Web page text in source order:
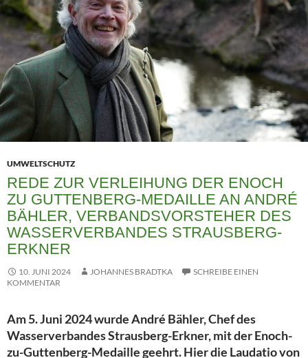
UMWELTSCHUTZ
REDE ZUR VERLEIHUNG DER ENOCH
ZU GUTTENBERG-MEDAILLE AN ANDRÉ
BÄHLER, VERBANDSVORSTEHER DES
WASSERVERBANDES STRAUSBERG-
ERKNER
10. JUNI 2024 JOHANNES BRADTKA
SCHREIBE EINEN
KOMMENTAR
Am 5. Juni 2024 wurde André Bähler, Chef des
Wasserverbandes Strausberg-Erkner, mit der Enoch-
zu-Guttenberg-Medaille geehrt. Hier die Laudatio von